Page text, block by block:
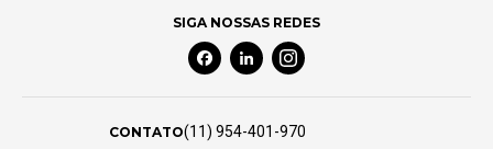
SIGA NOSSAS REDES
Facebook Social Media
Linkedin Social Media
Instagram Social Media
CONTATO(11) 954-401-970